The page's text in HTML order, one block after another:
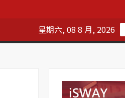
星期六, 08 8 月, 2026